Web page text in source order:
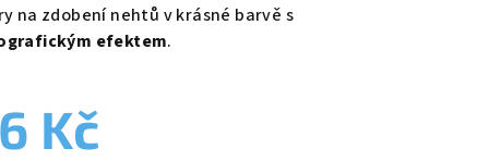
na zdobení nehtů v krásné barvě s
efektem.
Kč